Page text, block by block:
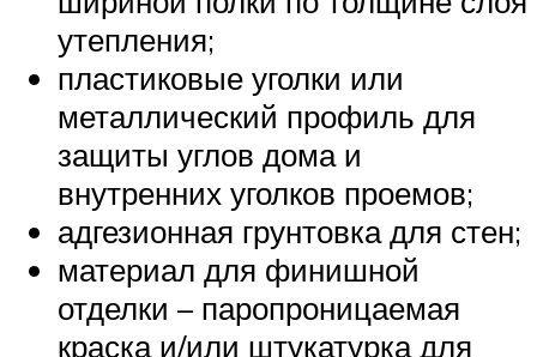
утепления;
пластиковые уголки или
металлический профиль для
защиты углов дома и
внутренних уголков проемов;
адгезионная грунтовка для стен;
материал для финишной
отделки – паропроницаемая
краска и/или штукатурка для